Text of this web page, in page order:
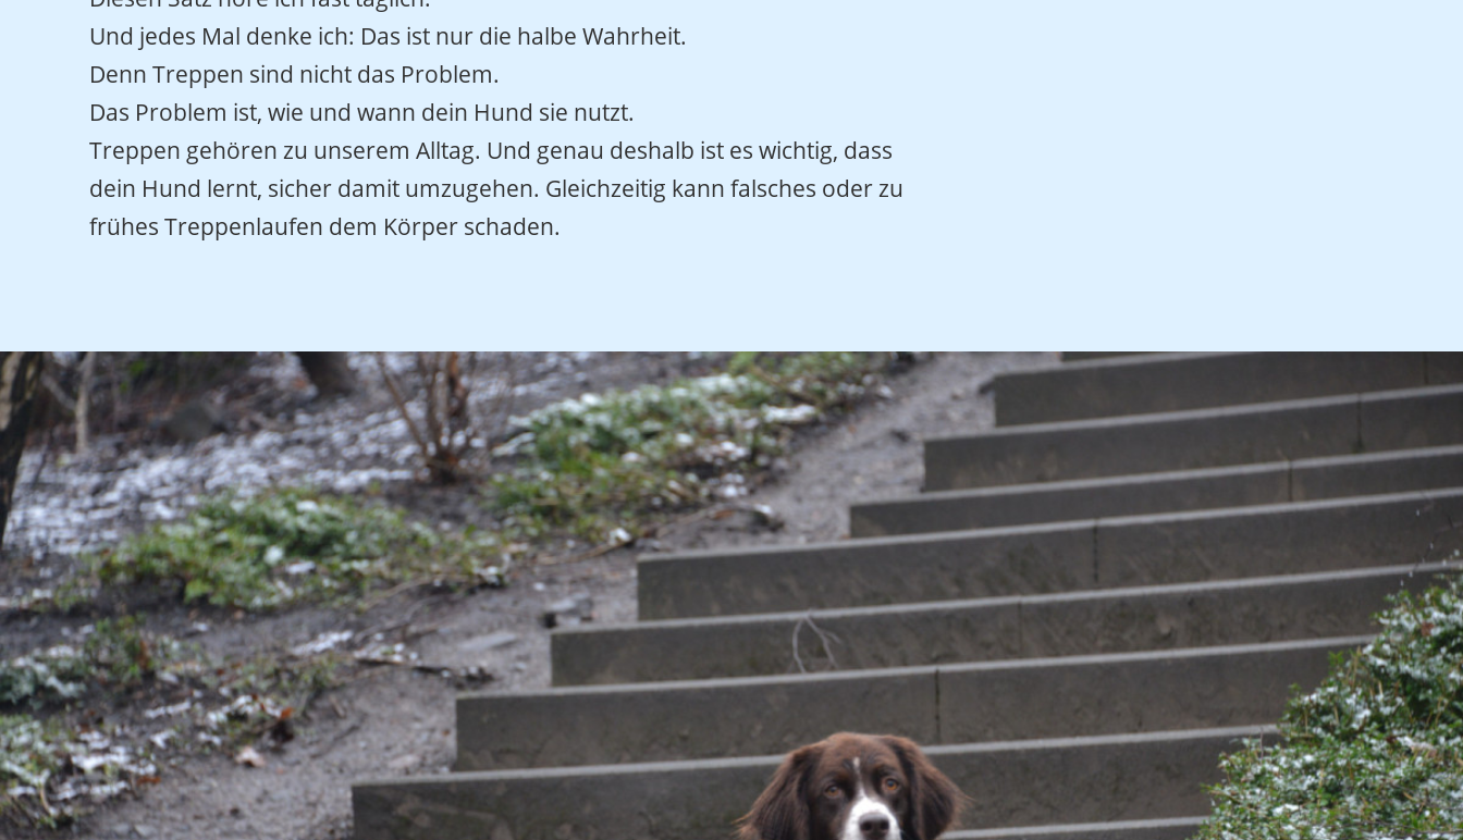
Und jedes Mal denke ich: Das ist nur die halbe Wahrheit.
Denn Treppen sind nicht das Problem.
Das Problem ist, wie und wann dein Hund sie nutzt.
Treppen gehören zu unserem Alltag. Und genau deshalb ist es wichtig, dass
dein Hund lernt, sicher damit umzugehen. Gleichzeitig kann falsches oder zu
frühes Treppenlaufen dem Körper schaden.